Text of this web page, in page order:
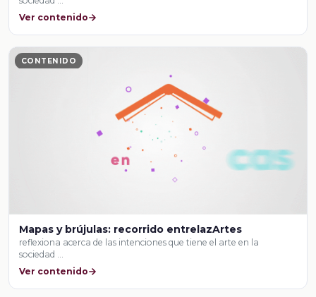
Ver contenido
CONTENIDO
Mapas y brújulas: recorrido entrelazArtes
reflexiona acerca de las intenciones que tiene el arte en la
sociedad …
Ver contenido